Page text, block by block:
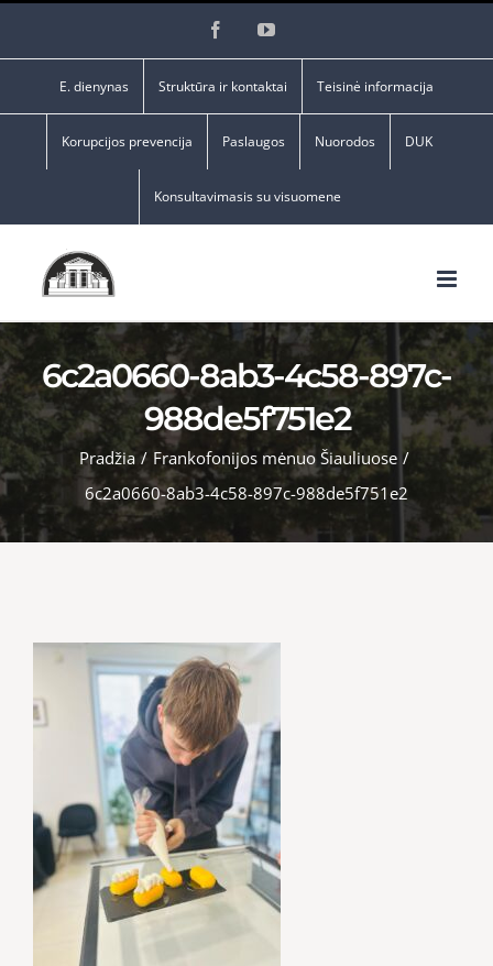
FacebookYouTube
E. dienynas Struktūra ir kontaktai Teisinė informacija
Korupcijos prevencija Paslaugos Nuorodos DUK
Konsultavimasis su visuomene
6c2a0660-8ab3-4c58-897c-
988de5f751e2
Pradžia / Frankofonijos mėnuo Šiauliuose /
6c2a0660-8ab3-4c58-897c-988de5f751e2